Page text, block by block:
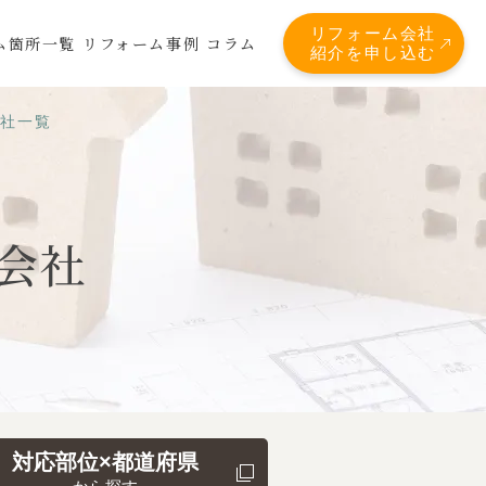
箇所一覧 リフォーム事例 コラム
リフォーム会社
紹介を申し込む
一覧
社
対応部位×都道府県